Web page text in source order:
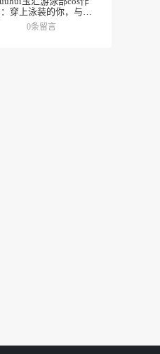
穿上泳装的你，与众
不同
0条留言